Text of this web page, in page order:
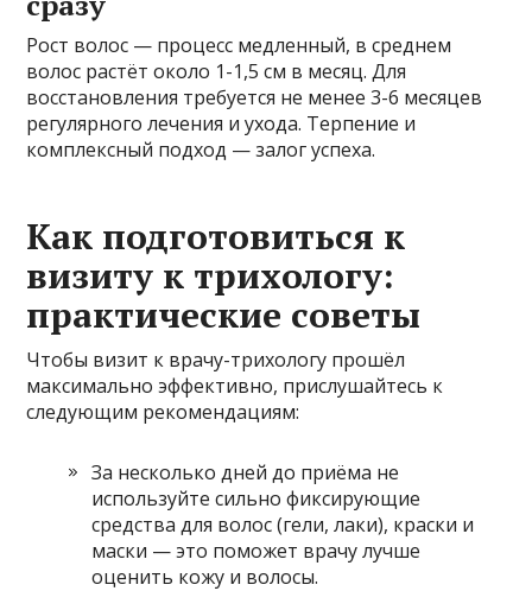
Рост волос — процесс медленный, в среднем
волос растёт около 1-1,5 см в месяц. Для
восстановления требуется не менее 3-6 месяцев
регулярного лечения и ухода. Терпение и
комплексный подход — залог успеха.
Как подготовиться к
визиту к трихологу:
практические советы
Чтобы визит к врачу-трихологу прошёл
максимально эффективно, прислушайтесь к
следующим рекомендациям:
За несколько дней до приёма не
используйте сильно фиксирующие
средства для волос (гели, лаки), краски и
маски — это поможет врачу лучше
оценить кожу и волосы.